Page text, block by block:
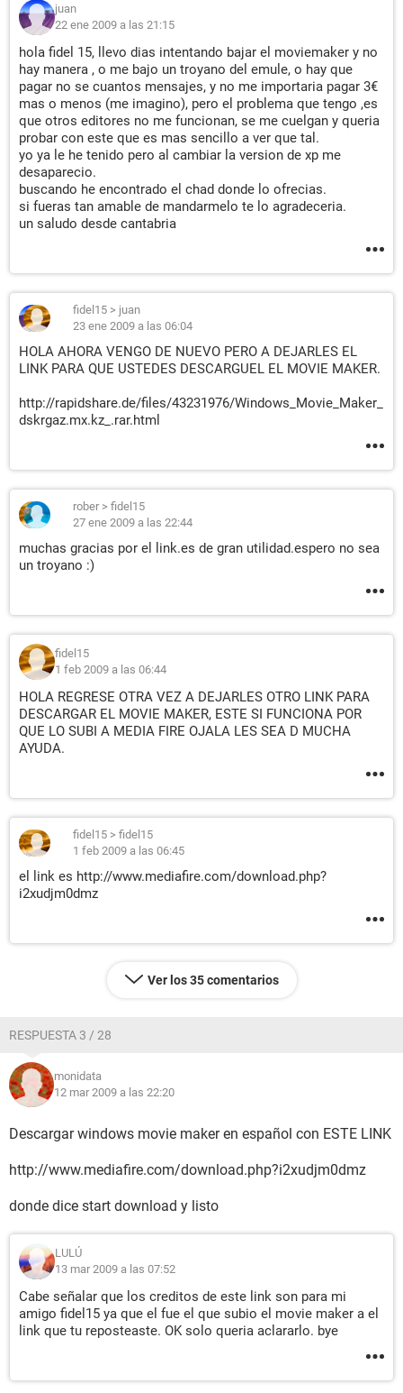
juan
22 ene 2009 a las 21:15
hola fidel 15, llevo dias intentando bajar el moviemaker y no
hay manera , o me bajo un troyano del emule, o hay que
pagar no se cuantos mensajes, y no me importaria pagar 3€
mas o menos (me imagino), pero el problema que tengo ,es
que otros editores no me funcionan, se me cuelgan y queria
probar con este que es mas sencillo a ver que tal.
yo ya le he tenido pero al cambiar la version de xp me
desaparecio.
buscando he encontrado el chad donde lo ofrecias.
si fueras tan amable de mandarmelo te lo agradeceria.
un saludo desde cantabria
fidel15 > juan
23 ene 2009 a las 06:04
HOLA AHORA VENGO DE NUEVO PERO A DEJARLES EL
LINK PARA QUE USTEDES DESCARGUEL EL MOVIE MAKER.
http://rapidshare.de/files/43231976/Windows_Movie_Maker_
dskrgaz.mx.kz_.rar.html
rober > fidel15
27 ene 2009 a las 22:44
muchas gracias por el link.es de gran utilidad.espero no sea
un troyano :)
fidel15
1 feb 2009 a las 06:44
HOLA REGRESE OTRA VEZ A DEJARLES OTRO LINK PARA
DESCARGAR EL MOVIE MAKER, ESTE SI FUNCIONA POR
QUE LO SUBI A MEDIA FIRE OJALA LES SEA D MUCHA
AYUDA.
fidel15 > fidel15
1 feb 2009 a las 06:45
el link es http://www.mediafire.com/download.php?
i2xudjm0dmz
Ver los 35 comentarios
RESPUESTA 3 / 28
monidata
12 mar 2009 a las 22:20
Descargar windows movie maker en español con ESTE LINK
http://www.mediafire.com/download.php?i2xudjm0dmz
donde dice start download y listo
LULÚ
13 mar 2009 a las 07:52
Cabe señalar que los creditos de este link son para mi
amigo fidel15 ya que el fue el que subio el movie maker a el
link que tu reposteaste. OK solo queria aclararlo. bye